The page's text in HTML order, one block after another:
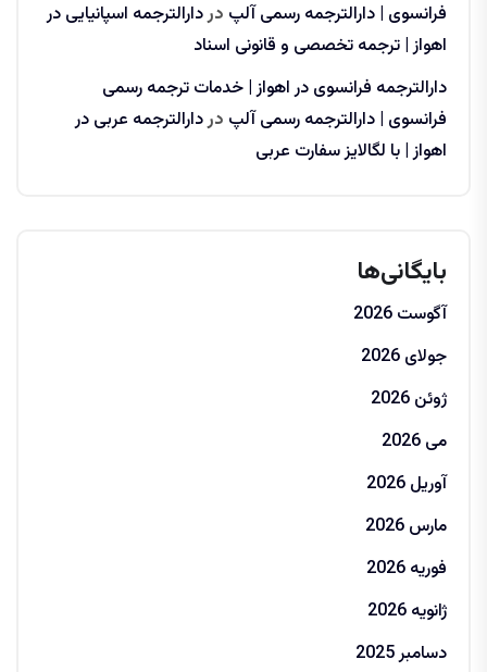
فرانسوی | دارالترجمه رسمی آلپ دردارالترجمه اسپانیایی در
اهواز | ترجمه تخصصی و قانونی اسناد
دارالترجمه فرانسوی در اهواز | خدمات ترجمه رسمی
فرانسوی | دارالترجمه رسمی آلپ دردارالترجمه عربی در
اهواز | با لگالایز سفارت عربی
بایگانی‌ها
آگوست 2026
جولای 2026
ژوئن 2026
می 2026
آوریل 2026
مارس 2026
فوریه 2026
ژانویه 2026
دسامبر 2025